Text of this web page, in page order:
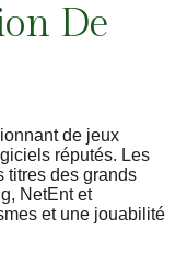
De
de jeux
réputés. Les
titres des grands
NetEnt et
et une jouabilité